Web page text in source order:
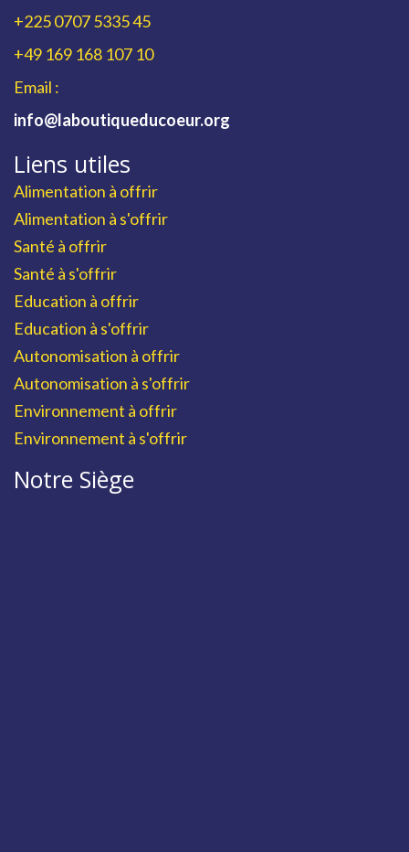
+225 0707 5335 45
+49 169 168 107 10
Email :
info@laboutiqueducoeur.org
Liens utiles
Alimentation à offrir
Alimentation à s'offrir
Santé à offrir
Santé à s'offrir
Education à offrir
Education à s'offrir
Autonomisation à offrir
Autonomisation à s'offrir
Environnement à offrir
Environnement à s'offrir
Notre Siège